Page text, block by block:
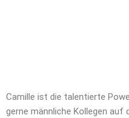
Camille ist die talentierte
gerne männliche Kollegen auf